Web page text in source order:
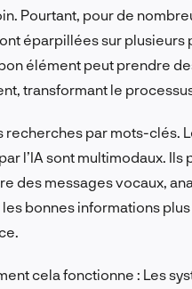
Pourtant, pour de
éparpillées sur plusieurs
élément peut prendre
transformant le
recherches par mots-clés.
l’IA sont multimodaux.
des messages vocaux,
bonnes informations
cela fonctionne : Les